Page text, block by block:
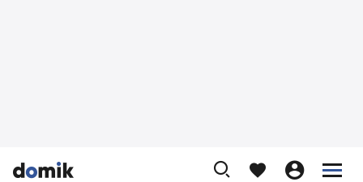


    

